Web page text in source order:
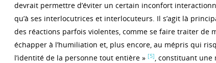
devrait permettre d’éviter un certain inconfort
qu’à ses interlocutrices et interlocuteurs. Il s’agit là
des réactions parfois violentes, comme se faire traiter de
échapper à l’humiliation et, plus encore, au mépris qui
l’identité de la personne tout entière » [5], constituant une